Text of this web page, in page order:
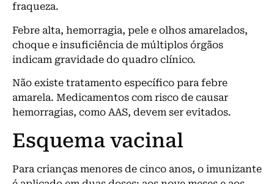
fraqueza.
Febre alta, hemorragia, pele e olhos amarelados,
choque e insuficiência de múltiplos órgãos
indicam gravidade do quadro clínico.
Não existe tratamento específico para febre
amarela. Medicamentos com risco de causar
hemorragias, como AAS, devem ser evitados.
Esquema vacinal
Para crianças menores de cinco anos, o imunizante